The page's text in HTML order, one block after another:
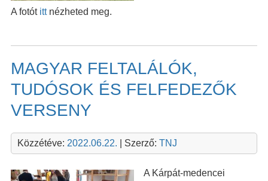
A fotót ittnézheted meg.
MAGYAR FELTALÁLÓK,
TUDÓSOK ÉS FELFEDEZŐK
VERSENY
Közzétéve: 2022.06.22. | Szerző: TNJ
A Kárpát-medencei